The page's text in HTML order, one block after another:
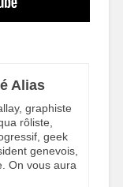
Alias
graphiste
rôliste,
geek
genevois,
On vous aura